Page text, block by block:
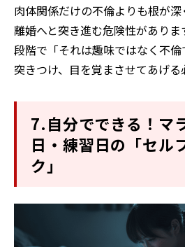
肉体関係だけの不倫よりも根が
離婚へと突き進む危険性があり
段階で「それは趣味ではなく不
突きつけ、目を覚まさせてあげる
7.自分でできる！マ
日・練習日の「セル
ク」